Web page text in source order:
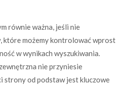
równie ważna, jeśli nie
które możemy kontrolować wprost
w wynikach wyszukiwania.
nie przyniesie
strony od podstaw jest kluczowe